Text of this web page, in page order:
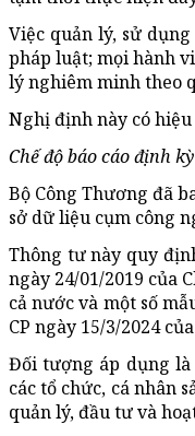
Việc quản lý, sử
pháp luật; mọi hành
lý nghiêm minh theo
Nghị định này có
Chế độ báo cáo định
Bộ Công Thương đã
sở dữ liệu cụm công
Thông tư này quy
ngày 24/01/2019 của
cả nước và một số
CP ngày 15/3/2024
Đối tượng áp dụng là
các tổ chức, cá nhân
quản lý, đầu tư và